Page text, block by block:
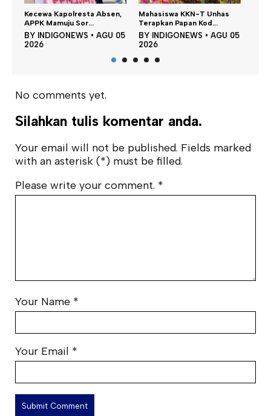
Mahasiswa KKN-T Unhas
Terapkan Papan Kod...
BYINDIGONEWS •AGU 05
2026
Satu DPO Pengeroyokan
SPBU Tapalang Dita...
BYINDIGONEWS •AGU 05
2026
No comments yet.
Silahkan tulis komentar anda.
Your email will not be published. Fields marked
with an asterisk (*) must be filled.
Please write your comment. *
Your Name *
Your Email *